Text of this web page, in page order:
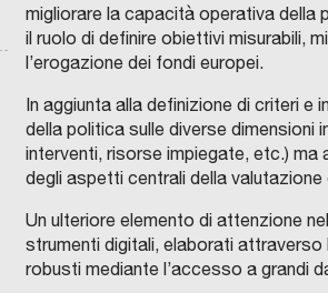
migliorare la capacità operativa
il ruolo di definire obiettivi misurabili,
l’erogazione dei fondi europei.
In aggiunta alla definizione di criteri
della politica sulle diverse dimensioni
interventi, risorse impiegate, etc.)
degli aspetti centrali della
Un ulteriore elemento di attenzione
strumenti digitali, elaborati
robusti mediante l’accesso a grandi